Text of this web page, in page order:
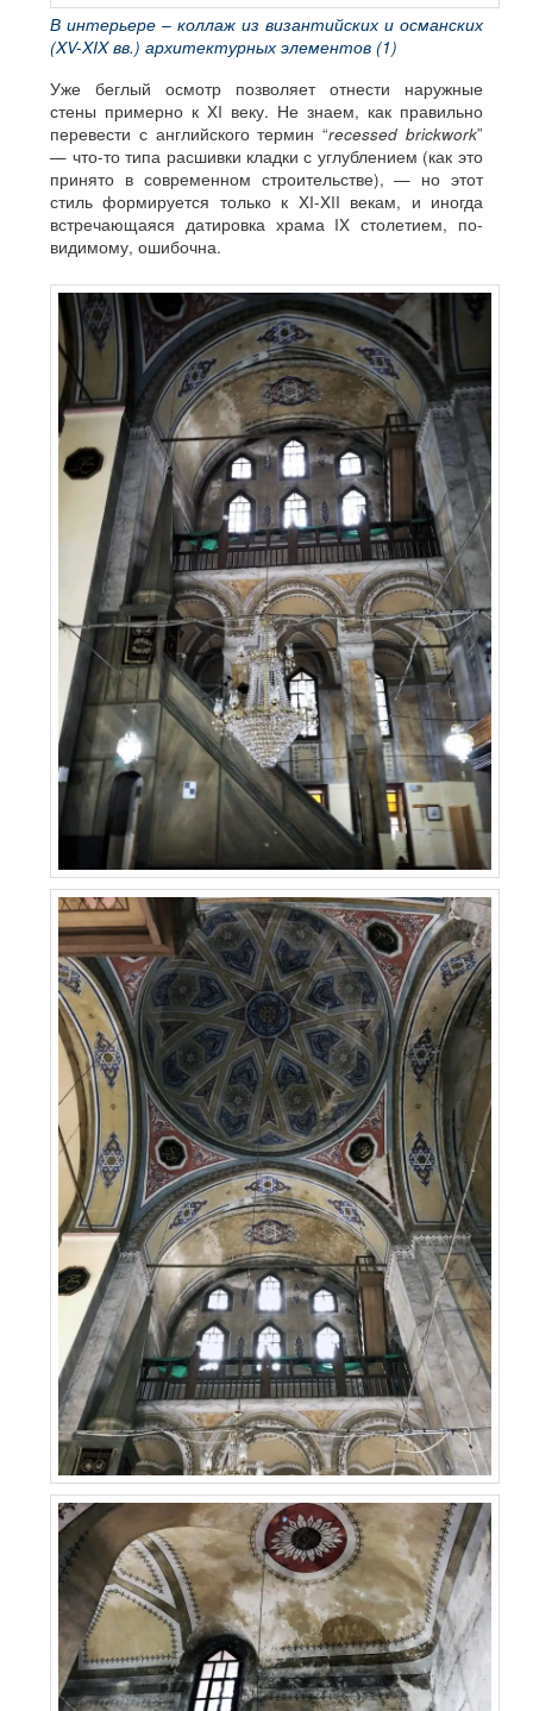
В интерьере – коллаж из византийских и османских
(XV-XIX вв.) архитектурных элементов (1)
Уже беглый осмотр позволяет отнести наружные
стены примерно к XI веку. Не знаем, как правильно
перевести с английского термин “recessed brickwork”
— что-то типа расшивки кладки с углублением (как это
принято в современном строительстве), — но этот
стиль формируется только к XI-XII векам, и иногда
встречающаяся датировка храма IX столетием, по-
видимому, ошибочна.